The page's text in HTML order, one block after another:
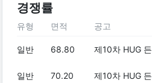
경쟁률
유형 면적 공고
일반 68.80 제10차 HUG
일반 70.20 제10차 HUG